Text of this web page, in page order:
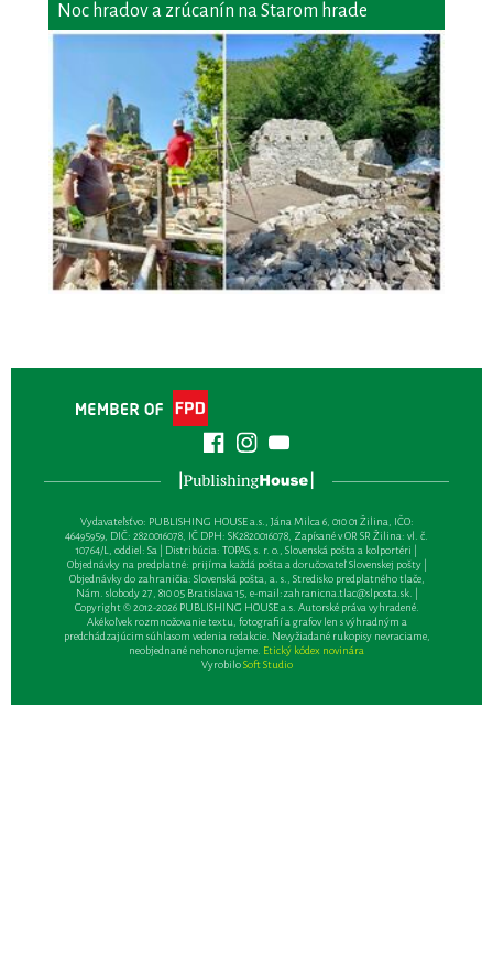
Noc hradov a zrúcanín na Starom hrade
Vydavateľsťvo: PUBLISHING HOUSE a.s., Jána Milca 6, 010 01 Žilina, IČO:
46495959, DIČ: 2820016078, IČ DPH: SK2820016078, Zapísané v OR SR Žilina: vl. č.
10764/L, oddiel: Sa | Distribúcia: TOPAS, s. r. o., Slovenská pošta a kolportéri |
Objednávky na predplatné: prijíma každá pošta a doručovateľ Slovenskej pošty |
Objednávky do zahraničia: Slovenská pošta, a. s., Stredisko predplatného tlače,
Nám. slobody 27, 810 05 Bratislava 15, e-mail:zahranicna.tlac@slposta.sk. |
Copyright © 2012-2026 PUBLISHING HOUSE a.s. Autorské práva vyhradené.
Akékoľvek rozmnožovanie textu, fotografií a grafov len s výhradným a
predchádzajúcim súhlasom vedenia redakcie. Nevyžiadané rukopisy nevraciame,
neobjednané nehonorujeme. Etický kódex novinára
VyrobiloSoft Studio